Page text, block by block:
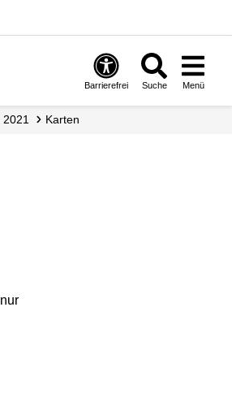
Barrierefrei Suche Menü
2021 Karten